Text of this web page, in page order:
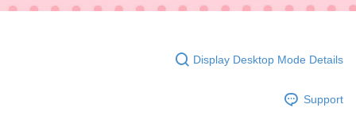
Display Desktop Mode Details
Support